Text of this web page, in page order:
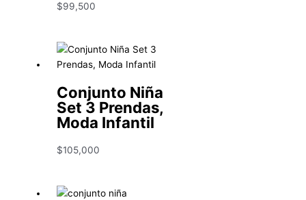
$99,500
Conjunto Niña
Set 3 Prendas,
Moda Infantil
$105,000